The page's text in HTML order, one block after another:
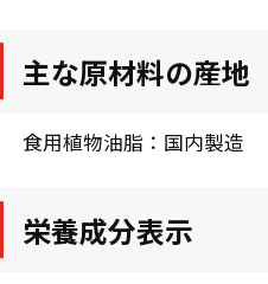
主な原材料の産地
食用植物油脂：国内製造
栄養成分表示